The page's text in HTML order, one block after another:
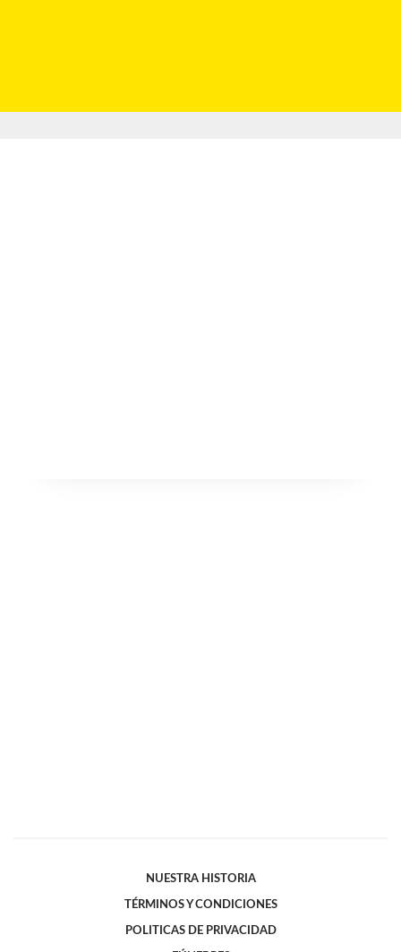
NUESTRA HISTORIA
TÉRMINOS Y CONDICIONES
POLITICAS DE PRIVACIDAD